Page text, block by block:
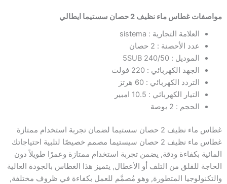
مواصفات غطاس ماء نظيف 2 حصان سستيما ايطالي
العلامة التجارية : sistema
عدد الأحصنة : 2 حصان
الموديل : 5SUB 240/50
الجهد الكهربائي : 220 فولت
التردد الكهربائي : 60 هرتز
التيار الكهربائي : 10.5 امبير
الحجم : 2 بوصة
غطاس ماء نظيف 2 حصان سستيما لضمان تجربة استخدام ممتازة
غطاس ماء نظيف 2 حصان سيستيما مصمم خصيصًا لتلبية احتياجاتك
المائية بكفاءة ودقة, يضمن تجربة استخدام ممتازة وعمرًا طويلاً دون
الحاجة للقلق من التلف أو الأعطال, يتميز هذا الغطاس بالجودة العالية
والتكنولوجيا المتطورة, وهو مُصمَّم للعمل بكفاءة في ظروف مختلفة,